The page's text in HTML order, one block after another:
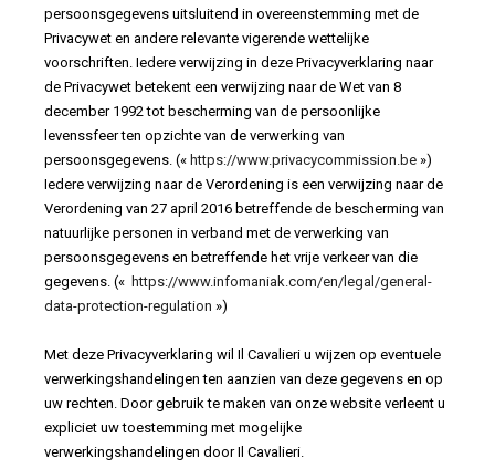
persoonsgegevens uitsluitend in overeenstemming met de
Privacywet en andere relevante vigerende wettelijke
voorschriften. Iedere verwijzing in deze Privacyverklaring naar
de Privacywet betekent een verwijzing naar de Wet van 8
december 1992 tot bescherming van de persoonlijke
levenssfeer ten opzichte van de verwerking van
persoonsgegevens. (« https://www.privacycommission.be »)
Iedere verwijzing naar de Verordening is een verwijzing naar de
Verordening van 27 april 2016 betreffende de bescherming van
natuurlijke personen in verband met de verwerking van
persoonsgegevens en betreffende het vrije verkeer van die
gegevens. (« https://www.infomaniak.com/en/legal/general-
data-protection-regulation »)
Met deze Privacyverklaring wil Il Cavalieri u wijzen op eventuele
verwerkingshandelingen ten aanzien van deze gegevens en op
uw rechten. Door gebruik te maken van onze website verleent u
expliciet uw toestemming met mogelijke
verwerkingshandelingen door Il Cavalieri.